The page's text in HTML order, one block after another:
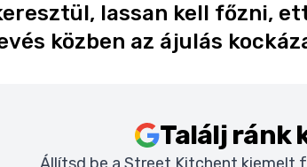
lassan kell főzni,
közben az ájulás
Találj ránk